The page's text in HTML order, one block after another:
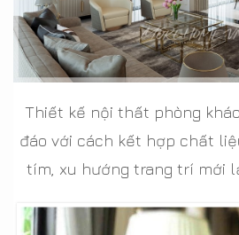
Thiết kế nội thất phòng
đáo với cách kết hợp chất
tím, xu hướng trang trí mới